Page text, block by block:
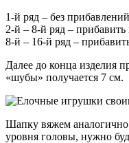
1-й ряд – без
2-й – 8-й ряд –
8-й – 16-й ряд –
Далее до конца изделия
«шубы» получается 7 см.
Шапку вяжем аналогично
уровня головы, нужно